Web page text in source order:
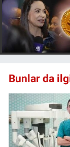
Bunlar da